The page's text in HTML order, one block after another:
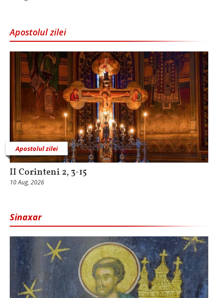
Apostolul zilei
Apostolul zilei
II Corinteni 2, 3-15
10 Aug, 2026
Sinaxar